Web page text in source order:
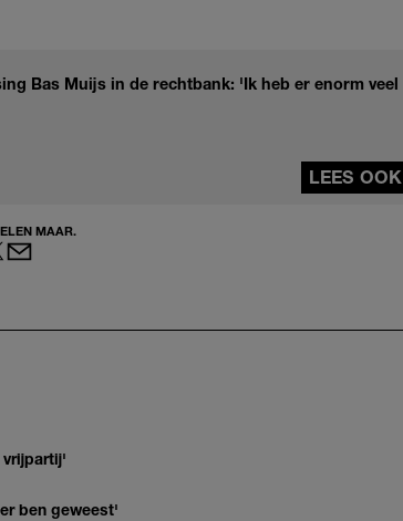
Bas Muijs in de rechtbank: 'Ik heb er enorm veel
LEES OOK
MAAR.
vrijpartij'
ben geweest'